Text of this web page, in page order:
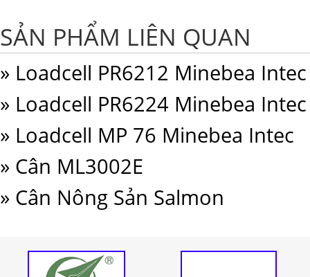
SẢN PHẨM LIÊN QUAN
» Loadcell PR6212 Minebea Intec
» Loadcell PR6224 Minebea Intec
» Loadcell MP 76 Minebea Intec
» Cân ML3002E
» Cân Nông Sản Salmon